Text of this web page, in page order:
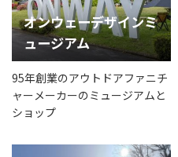
オンウェーデザインミ
ュージアム
95年創業のアウトドアファニチ
ャーメーカーのミュージアムと
ショップ